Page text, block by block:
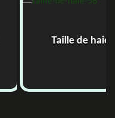
Taille de haie